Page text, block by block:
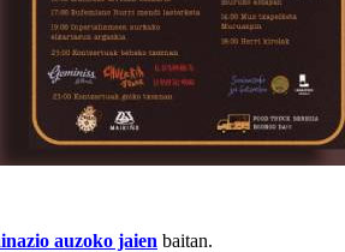
auzoko jaien baitan.